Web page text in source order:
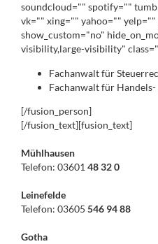
soundcloud="" spotify=""
vk="" xing="" yahoo=""
show_custom="no"
visibility,large-visibility"
Fachanwalt für
Fachanwalt für
[/fusion_person]
[/fusion_text][fusion_text]
Mühlhausen
Telefon: 03601 48 32 0
Leinefelde
Telefon: 03605 546 94 88
Gotha